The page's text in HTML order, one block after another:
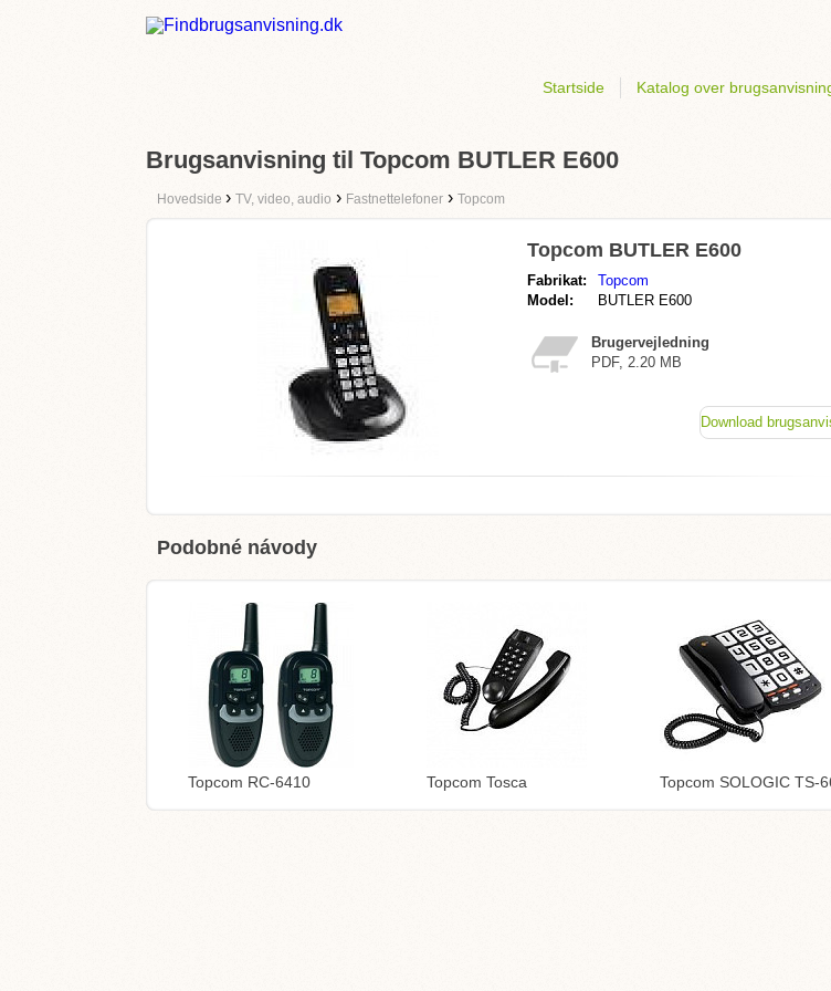
Startside Katalog over
Brugsanvisning til Topcom BUTLER E600
Hovedside › TV, video, audio › Fastnettelefoner › Topcom
Topcom BUTLER E600
Fabrikat:
Topcom
Model:
BUTLER E600
Brugervejledning
PDF, 2.20 MB
Download
Podobné návody
Topcom RC-6410 Topcom Tosca Topcom SOLOGIC TS-